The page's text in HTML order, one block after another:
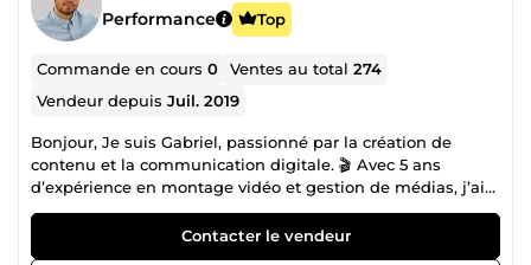
Performance Top
Commande en cours0 Ventes au total274
Vendeur depuisJuil. 2019
Bonjour, Je suis Gabriel, passionné par la création de
contenu et la communication digitale. 🎬 Avec 5 ans
d’expérience en montage vidéo et gestion de médias, j’ai
accompagné de nombreux projets : clips, vidéos
promotionnelles, contenus réseaux sociaux… Mon objectif
est toujours de raconter une histoire qui capte l’attention
Contacter le vendeur